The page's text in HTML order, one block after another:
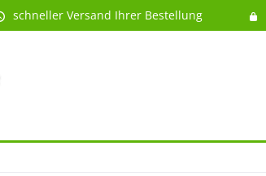
schneller Versand Ihrer Bestellung